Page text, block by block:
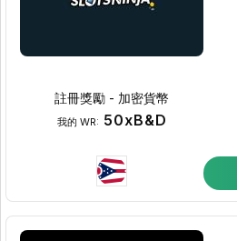
註冊獎勵 - 加密貨幣
我的 WR: 50xB&D